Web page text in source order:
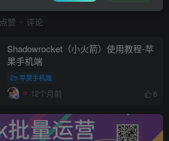
点赞 评论
Shadowrocket（小火箭）使用教程-苹
果手机端
苹果手机端
12个月前 6